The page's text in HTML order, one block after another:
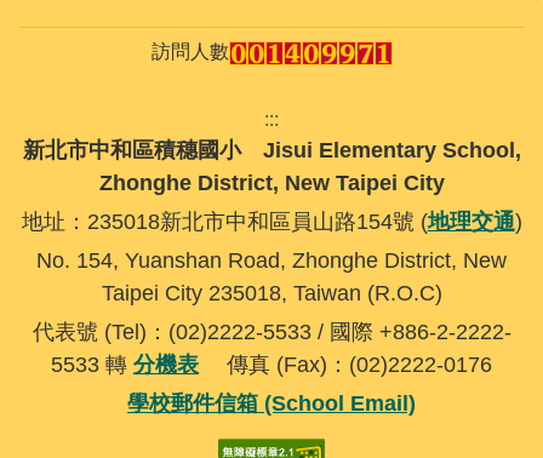
訪問人數
:::
新北市中和區積穗國小 Jisui Elementary School,
Zhonghe District, New Taipei City
地址：235018新北市中和區員山路154號 (地理交通)
No. 154, Yuanshan Road, Zhonghe District, New
Taipei City 235018, Taiwan (R.O.C)
代表號 (Tel)：(02)2222-5533 / 國際 +886-2-2222-
5533 轉 分機表 傳真 (Fax)：(02)2222-0176
學校郵件信箱 (School Email)